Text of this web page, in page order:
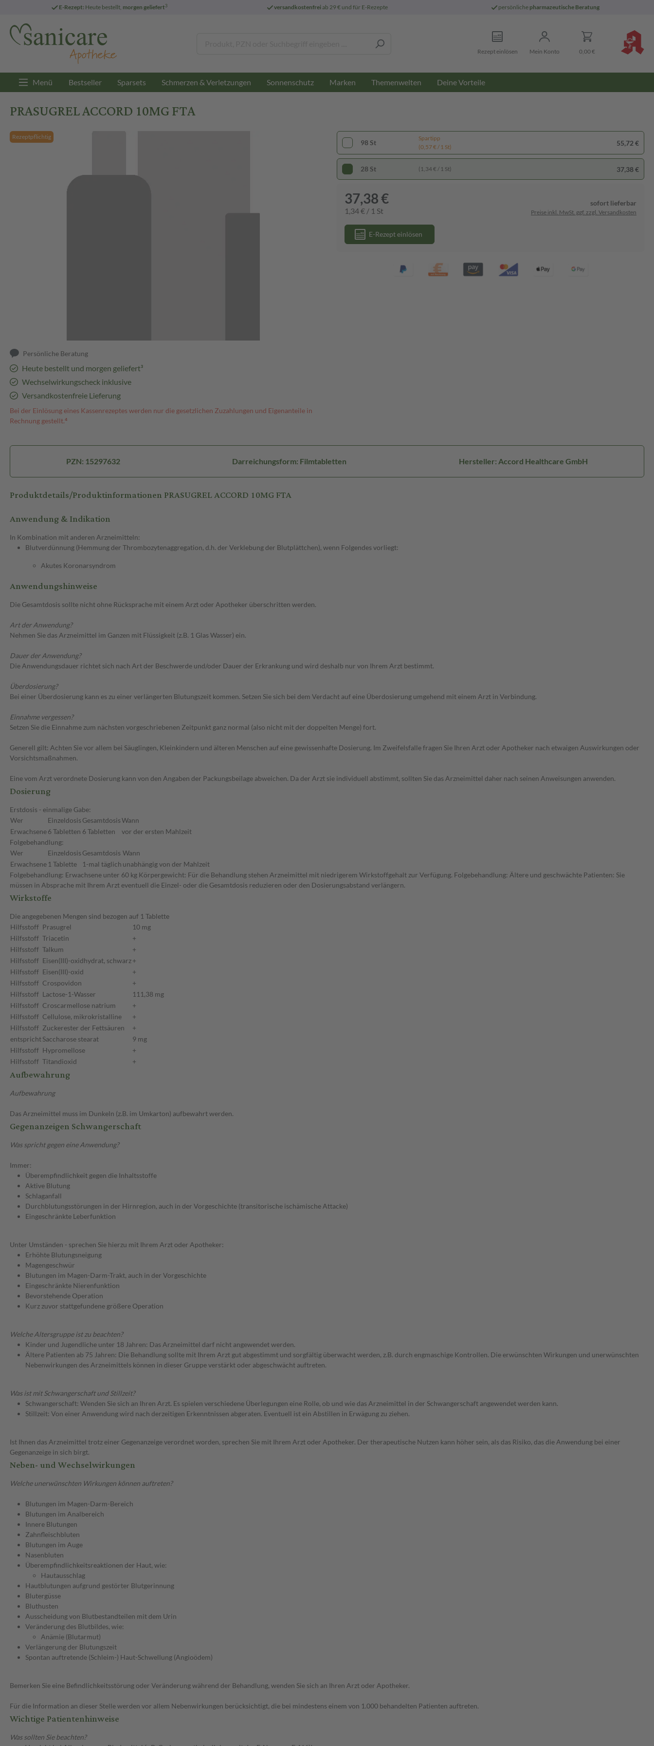
E-Rezept: Heute bestellt, morgen geliefert3 versandkostenfreiab 29 € und für E-Rezepte persönliche pharmazeutische Beratung
Rezept einlösen Mein Konto 0,00 €
Menü Bestseller Sparsets Schmerzen & Verletzungen Sonnenschutz Marken Themenwelten Deine Vorteile
PRASUGREL ACCORD 10MG FTA
Rezeptpflichtig
Persönliche Beratung
Heute bestellt und morgen geliefert³
Wechselwirkungscheck inklusive
Versandkostenfreie Lieferung
Bei der Einlösung eines Kassenrezeptes werden nur die gesetzlichen Zuzahlungen und Eigenanteile in
Rechnung gestellt.⁴
98 St
Spartipp
(0,57 € / 1 St)
55,72 €
28 St (1,34 € / 1 St) 37,38 €
37,38 €
1,34 € / 1 St
sofort lieferbar
Preise inkl. MwSt. ggf. zzgl. Versandkosten
E-Rezept einlösen
PZN: 15297632 Darreichungsform: Filmtabletten Hersteller: Accord Healthcare GmbH
Produktdetails/Produktinformationen PRASUGREL ACCORD 10MG FTA
Anwendung & Indikation
In Kombination mit anderen Arzneimitteln:
Blutverdünnung (Hemmung der Thrombozytenaggregation, d.h. der Verklebung der Blutplättchen), wenn Folgendes vorliegt:
Akutes Koronarsyndrom
Anwendungshinweise
Die Gesamtdosis sollte nicht ohne Rücksprache mit einem Arzt oder Apotheker überschritten werden.
Art der Anwendung?
Nehmen Sie das Arzneimittel im Ganzen mit Flüssigkeit (z.B. 1 Glas Wasser) ein.
Dauer der Anwendung?
Die Anwendungsdauer richtet sich nach Art der Beschwerde und/oder Dauer der Erkrankung und wird deshalb nur von Ihrem Arzt bestimmt.
Überdosierung?
Bei einer Überdosierung kann es zu einer verlängerten Blutungszeit kommen. Setzen Sie sich bei dem Verdacht auf eine Überdosierung umgehend mit einem Arzt in Verbindung.
Einnahme vergessen?
Setzen Sie die Einnahme zum nächsten vorgeschriebenen Zeitpunkt ganz normal (also nicht mit der doppelten Menge) fort.
Generell gilt: Achten Sie vor allem bei Säuglingen, Kleinkindern und älteren Menschen auf eine gewissenhafte Dosierung. Im Zweifelsfalle fragen Sie Ihren Arzt oder Apotheker nach etwaigen Auswirkungen oder
Vorsichtsmaßnahmen.
Eine vom Arzt verordnete Dosierung kann von den Angaben der Packungsbeilage abweichen. Da der Arzt sie individuell abstimmt, sollten Sie das Arzneimittel daher nach seinen Anweisungen anwenden.
Dosierung
Erstdosis - einmalige Gabe:
Wer
Einzeldosis GesamtdosisWann
Erwachsene6 Tabletten 6 Tabletten
vor der ersten Mahlzeit
Folgebehandlung:
Wer
Einzeldosis Gesamtdosis Wann
Erwachsene 1 Tablette 1-mal täglich unabhängig von der Mahlzeit
Folgebehandlung: Erwachsene unter 60 kg Körpergewicht: Für die Behandlung stehen Arzneimittel mit niedrigerem Wirkstoffgehalt zur Verfügung. Folgebehandlung: Ältere und geschwächte Patienten: Sie
müssen in Absprache mit Ihrem Arzt eventuell die Einzel- oder die Gesamtdosis reduzieren oder den Dosierungsabstand verlängern.
Wirkstoffe
Die angegebenen Mengen sind bezogen auf 1 Tablette
Hilfsstoff Prasugrel
10 mg
Hilfsstoff Triacetin
+
Hilfsstoff Talkum
+
Hilfsstoff Eisen(III)-oxidhydrat, schwarz+
Hilfsstoff Eisen(III)-oxid
+
Hilfsstoff Crospovidon
+
Hilfsstoff Lactose-1-Wasser
111,38 mg
Hilfsstoff Croscarmellose natrium
+
Hilfsstoff Cellulose, mikrokristalline
+
Hilfsstoff Zuckerester der Fettsäuren
+
entsprichtSaccharose stearat
9 mg
Hilfsstoff Hypromellose
+
Hilfsstoff Titandioxid +
Aufbewahrung
Aufbewahrung
Das Arzneimittel muss im Dunkeln (z.B. im Umkarton) aufbewahrt werden.
Gegenanzeigen Schwangerschaft
Was spricht gegen eine Anwendung?
Immer:
Überempfindlichkeit gegen die Inhaltsstoffe
Aktive Blutung
Schlaganfall
Durchblutungsstörungen in der Hirnregion, auch in der Vorgeschichte (transitorische ischämische Attacke)
Eingeschränkte Leberfunktion
Unter Umständen - sprechen Sie hierzu mit Ihrem Arzt oder Apotheker:
Erhöhte Blutungsneigung
Magengeschwür
Blutungen im Magen-Darm-Trakt, auch in der Vorgeschichte
Eingeschränkte Nierenfunktion
Bevorstehende Operation
Kurz zuvor stattgefundene größere Operation
Welche Altersgruppe ist zu beachten?
Kinder und Jugendliche unter 18 Jahren: Das Arzneimittel darf nicht angewendet werden.
Ältere Patienten ab 75 Jahren: Die Behandlung sollte mit Ihrem Arzt gut abgestimmt und sorgfältig überwacht werden, z.B. durch engmaschige Kontrollen. Die erwünschten Wirkungen und unerwünschten
Nebenwirkungen des Arzneimittels können in dieser Gruppe verstärkt oder abgeschwächt auftreten.
Was ist mit Schwangerschaft und Stillzeit?
Schwangerschaft: Wenden Sie sich an Ihren Arzt. Es spielen verschiedene Überlegungen eine Rolle, ob und wie das Arzneimittel in der Schwangerschaft angewendet werden kann.
Stillzeit: Von einer Anwendung wird nach derzeitigen Erkenntnissen abgeraten. Eventuell ist ein Abstillen in Erwägung zu ziehen.
Ist Ihnen das Arzneimittel trotz einer Gegenanzeige verordnet worden, sprechen Sie mit Ihrem Arzt oder Apotheker. Der therapeutische Nutzen kann höher sein, als das Risiko, das die Anwendung bei einer
Gegenanzeige in sich birgt.
Neben- und Wechselwirkungen
Welche unerwünschten Wirkungen können auftreten?
Blutungen im Magen-Darm-Bereich
Blutungen im Analbereich
Innere Blutungen
Zahnfleischbluten
Blutungen im Auge
Nasenbluten
Überempfindlichkeitsreaktionen der Haut, wie:
Hautausschlag
Hautblutungen aufgrund gestörter Blutgerinnung
Blutergüsse
Bluthusten
Ausscheidung von Blutbestandteilen mit dem Urin
Veränderung des Blutbildes, wie:
Anämie (Blutarmut)
Verlängerung der Blutungszeit
Spontan auftretende (Schleim-) Haut-Schwellung (Angioödem)
Bemerken Sie eine Befindlichkeitsstörung oder Veränderung während der Behandlung, wenden Sie sich an Ihren Arzt oder Apotheker.
Für die Information an dieser Stelle werden vor allem Nebenwirkungen berücksichtigt, die bei mindestens einem von 1.000 behandelten Patienten auftreten.
Wichtige Patientenhinweise
Was sollten Sie beachten?